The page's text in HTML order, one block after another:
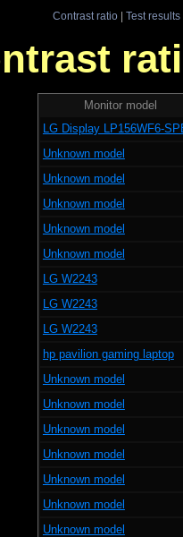
Contrast ratio| Test results
Monitor model
LG Display LP156WF6-
Unknown model
Unknown model
Unknown model
Unknown model
Unknown model
LG W2243
LG W2243
LG W2243
hp pavilion gaming laptop
Unknown model
Unknown model
Unknown model
Unknown model
Unknown model
Unknown model
Unknown model